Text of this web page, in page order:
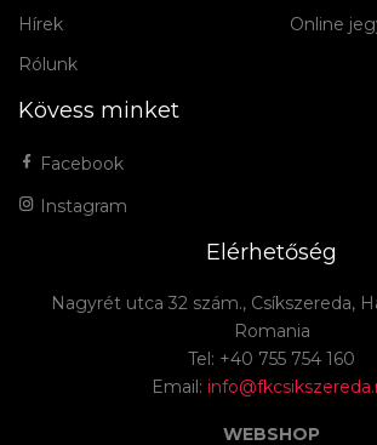
Hírek
Rólunk
Online
Kövess minket
Facebook
Instagram
Elérhetőség
Nagyrét utca 32 szám., Csíkszereda,
Romania
Tel: +40 755 754 160
Email:
WEBSHOP